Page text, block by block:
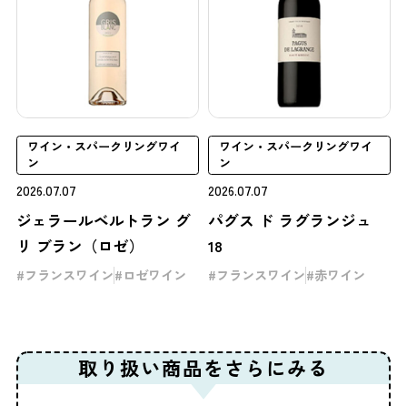
ワイン・スパークリングワイ
ン
2026.07.07
ジェラールベルトラン グ
リ ブラン（ロゼ）
フランスワイン ロゼワイン
ワイン・スパークリングワイ
ン
2026.07.07
パグス ド ラグランジュ
18
フランスワイン 赤ワイン
取り扱い商品をさらにみる